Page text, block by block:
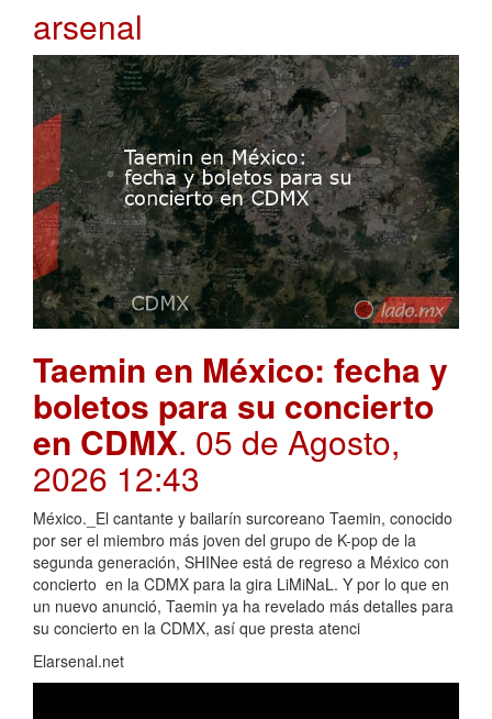
arsenal
Taemin en México: fecha y
boletos para su concierto
en CDMX. 05 de Agosto,
2026 12:43
México._El cantante y bailarín surcoreano Taemin, conocido
por ser el miembro más joven del grupo de K-pop de la
segunda generación, SHINee está de regreso a México con
concierto en la CDMX para la gira LiMiNaL. Y por lo que en
un nuevo anunció, Taemin ya ha revelado más detalles para
su concierto en la CDMX, así que presta atenci
Elarsenal.net